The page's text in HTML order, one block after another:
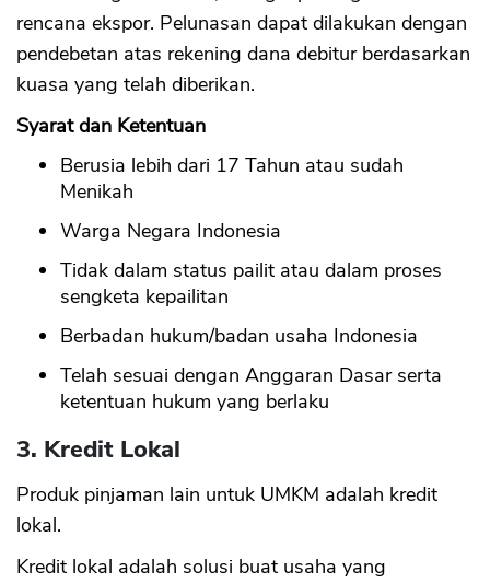
rencana ekspor. Pelunasan dapat dilakukan dengan
pendebetan atas rekening dana debitur berdasarkan
kuasa yang telah diberikan.
Syarat dan Ketentuan
Berusia lebih dari 17 Tahun atau sudah
Menikah
Warga Negara Indonesia
Tidak dalam status pailit atau dalam proses
sengketa kepailitan
Berbadan hukum/badan usaha Indonesia
Telah sesuai dengan Anggaran Dasar serta
ketentuan hukum yang berlaku
3. Kredit Lokal
Produk pinjaman lain untuk UMKM adalah kredit
lokal.
Kredit lokal adalah solusi buat usaha yang